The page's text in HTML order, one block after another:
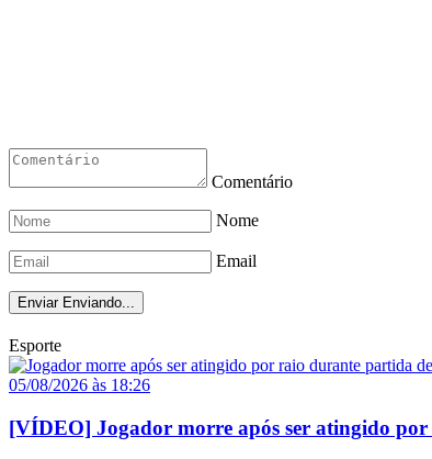
Comentário
Nome
Email
Enviar Enviando...
Esporte
05/08/2026 às 18:26
[VÍDEO] Jogador morre após ser atingido